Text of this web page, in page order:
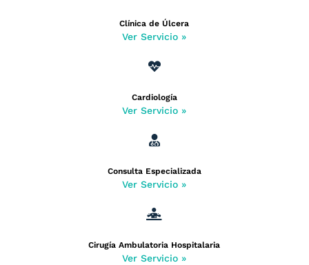
Clínica de Úlcera
Ver Servicio »

Cardiología
Ver Servicio »

Consulta Especializada
Ver Servicio »

Cirugía Ambulatoria Hospitalaria
Ver Servicio »